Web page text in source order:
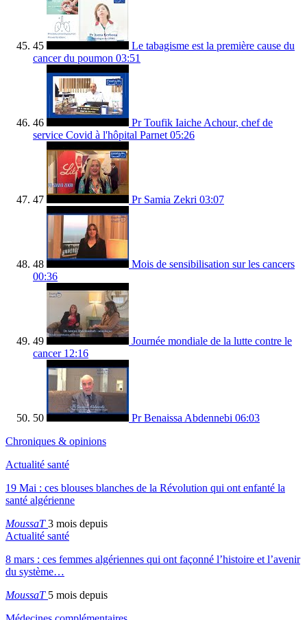
45
Le tabagisme est la première cause du
cancer du poumon 03:51
46
Pr Toufik Iaiche Achour, chef de
service Covid à l'hôpital Parnet 05:26
47 Pr Samia Zekri 03:07
48
Mois de sensibilisation sur les cancers
00:36
49
Journée mondiale de la lutte contre le
cancer 12:16
50 Pr Benaissa Abdennebi 06:03
Chroniques & opinions
Actualité santé
19 Mai : ces blouses blanches de la Révolution qui ont enfanté la
santé algérienne
MoussaT3 mois depuis
Actualité santé
8 mars : ces femmes algériennes qui ont façonné l’histoire et l’avenir
du système…
MoussaT 5 mois depuis